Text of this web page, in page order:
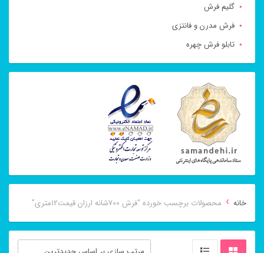
گلیم فرش
فرش مدرن و فانتزی
تابلو فرش چهره
خانه › محصولات برچسب خورده “فرش 700شانه ارزان قیمت12متری”